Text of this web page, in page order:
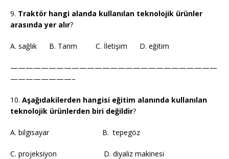
9. Traktör hangi alanda kullanılan teknolojik ürünler
arasında yer alır?
A. sağlık B. Tarım C. İletişim D. eğitim
———————————————————————————
————————–
10. Aşağıdakilerden hangisi eğitim alanında kullanılan
teknolojik ürünlerden biri değildir?
A. bilgisayar B. tepegöz
C. projeksiyon D. diyaliz makinesi